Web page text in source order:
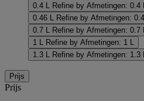
0.4 L
Refine by Afmetingen: 0.4 L
0.46 L
Refine by Afmetingen:
0.7 L
Refine by Afmetingen: 0.7 L
1 L
Refine by Afmetingen: 1 L
1.3 L
Refine by Afmetingen: 1.3 L
Prijs
Prijs